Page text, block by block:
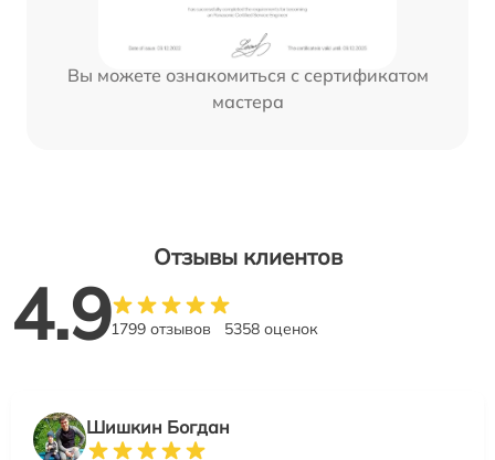
Вы можете ознакомиться с сертификатом
мастера
Отзывы клиентов
4.91799 отзывов 5358 оценок
Шишкин Богдан